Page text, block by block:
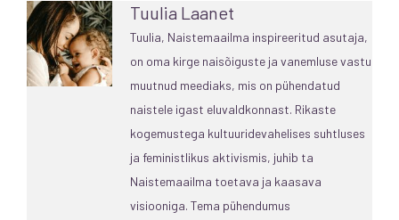
Tuulia Laanet
Tuulia, Naistemaailma inspireeritud asutaja,
on oma kirge naisõiguste ja vanemluse vastu
muutnud meediaks, mis on pühendatud
naistele igast eluvaldkonnast. Rikaste
kogemustega kultuuridevahelises suhtluses
ja feministlikus aktivismis, juhib ta
Naistemaailma toetava ja kaasava
visiooniga. Tema pühendumus